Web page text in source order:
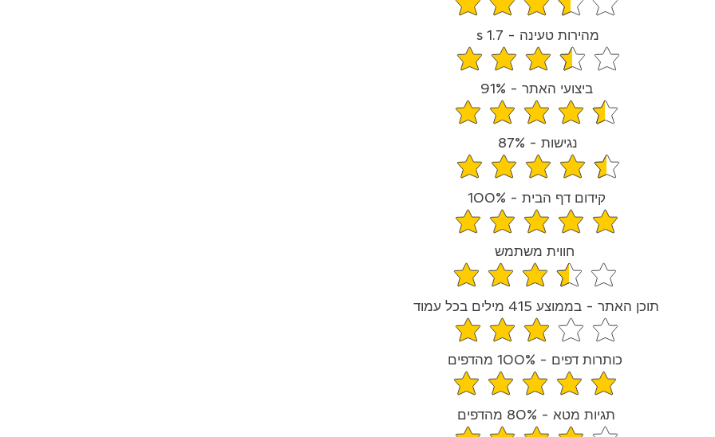
average rating is 3.7 out
מהירות טעינה - 1.7 s
average rating is 3.5 out
ביצועי האתר - 91%
average rating is 4.6 out
נגישות - 87%
average rating is 4.4 out
קידום דף הבית - 100%
average rating is 5 out of 5
חווית משתמש
average rating is 3.6 out
תוכן האתר - בממוצע 415 מילים בכל עמוד
average rating is 3.2 out
כותרות דפים - 100% מהדפים
average rating is 5 out of 5
תגיות מטא - 80% מהדפים